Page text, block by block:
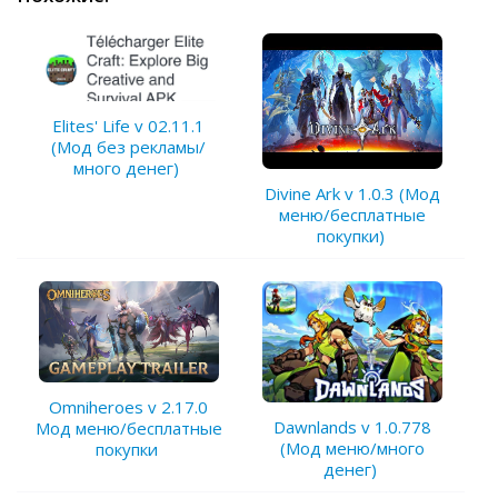
Elites' Life v 02.11.1
(Мод без рекламы/
много денег)
Divine Ark v 1.0.3 (Мод
меню/бесплатные
покупки)
Omniheroes v 2.17.0
Мод меню/бесплатные
покупки
Dawnlands v 1.0.778
(Мод меню/много
денег)